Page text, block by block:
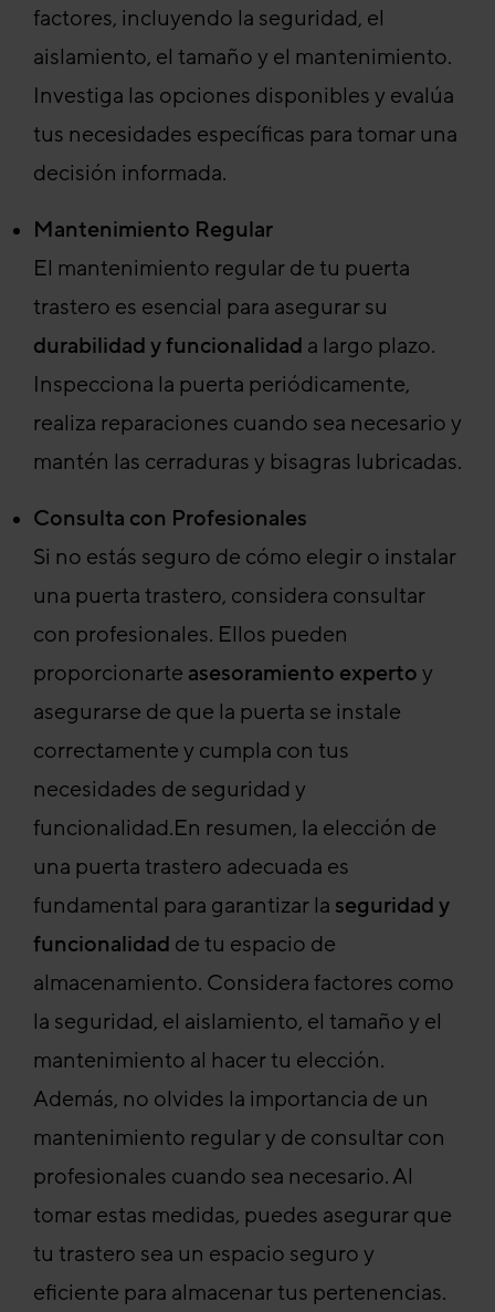
factores, incluyendo la seguridad, el
aislamiento, el tamaño y el mantenimiento.
Investiga las opciones disponibles y evalúa
tus necesidades específicas para tomar una
decisión informada.
Mantenimiento Regular
El mantenimiento regular de tu puerta
trastero es esencial para asegurar su
durabilidad y funcionalidad a largo plazo.
Inspecciona la puerta periódicamente,
realiza reparaciones cuando sea necesario y
mantén las cerraduras y bisagras lubricadas.
Consulta con Profesionales
Si no estás seguro de cómo elegir o instalar
una puerta trastero, considera consultar
con profesionales. Ellos pueden
proporcionarte asesoramiento experto y
asegurarse de que la puerta se instale
correctamente y cumpla con tus
necesidades de seguridad y
funcionalidad.En resumen, la elección de
una puerta trastero adecuada es
fundamental para garantizar la seguridad y
funcionalidad de tu espacio de
almacenamiento. Considera factores como
la seguridad, el aislamiento, el tamaño y el
mantenimiento al hacer tu elección.
Además, no olvides la importancia de un
mantenimiento regular y de consultar con
profesionales cuando sea necesario. Al
tomar estas medidas, puedes asegurar que
tu trastero sea un espacio seguro y
eficiente para almacenar tus pertenencias.